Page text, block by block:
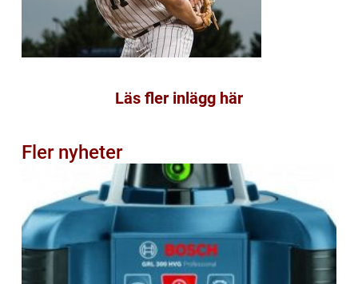
Läs fler inlägg här
Fler nyheter